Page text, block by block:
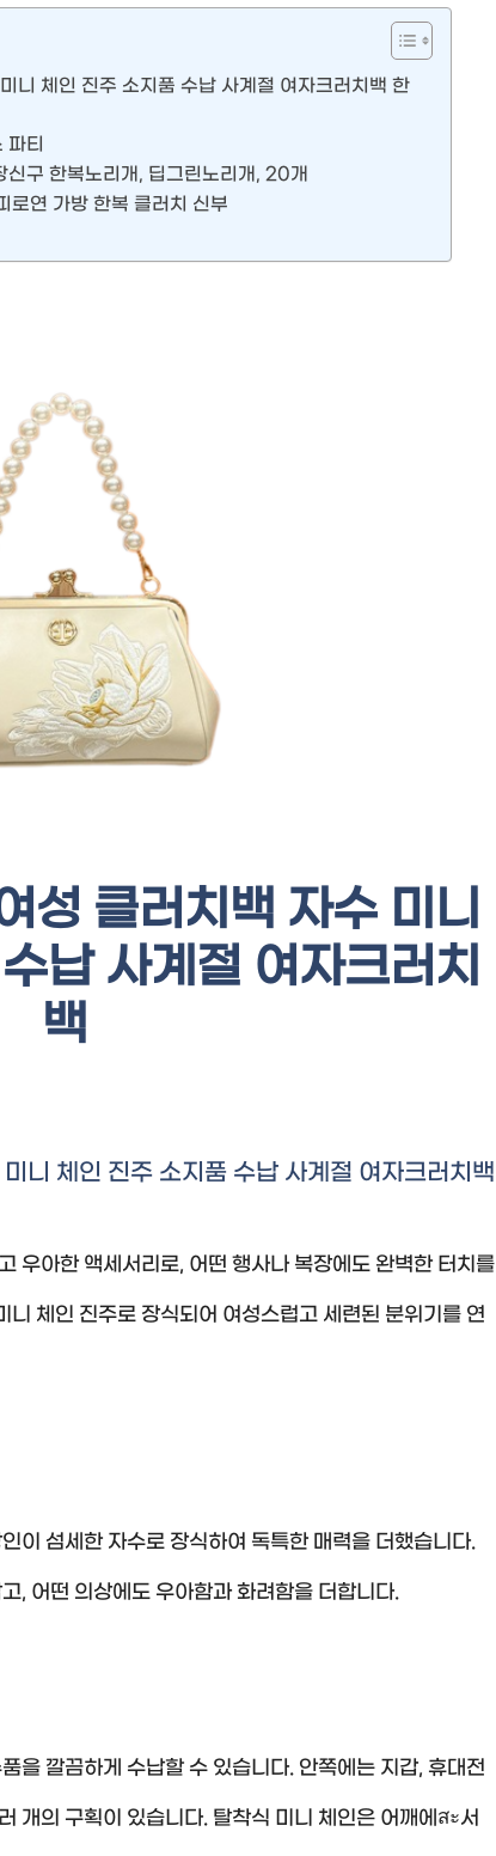
니 체인 진주 소지품 수납 사계절 여자크러치백 한
파티
구 한복노리개, 딥그린노리개, 20개
로연 가방 한복 클러치 신부
성 클러치백 자수 미니
납 사계절 여자크러치
백
니 체인 진주 소지품 수납 사계절 여자크러치백
우아한 액세서리로, 어떤 행사나 복장에도 완벽한 터치를
체인 진주로 장식되어 여성스럽고 세련된 분위기를 연
이 섬세한 자수로 장식하여 독특한 매력을 더했습니다.
, 어떤 의상에도 우아함과 화려함을 더합니다.
을 깔끔하게 수납할 수 있습니다. 안쪽에는 지갑, 휴대전
개의 구획이 있습니다. 탈착식 미니 체인은 어깨에สะ서